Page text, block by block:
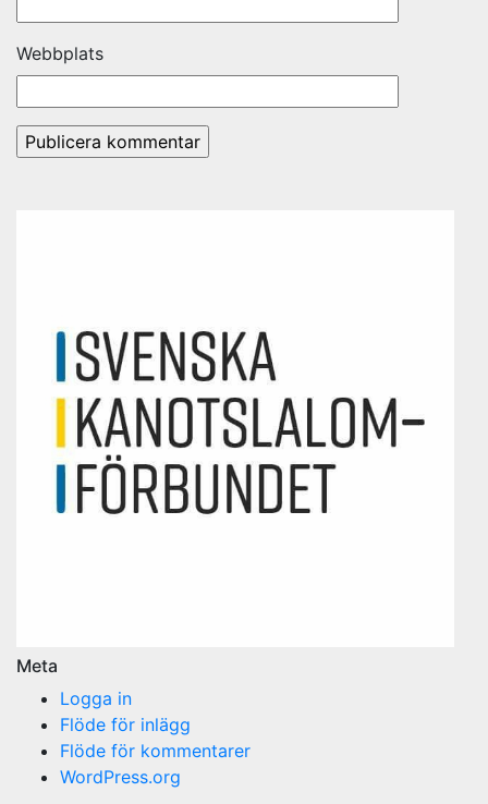
Webbplats
Meta
Logga in
Flöde för inlägg
Flöde för kommentarer
WordPress.org